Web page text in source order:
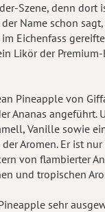
Szene, denn dort
Name schon
Eichenfass
Likör der
Pineapple von
Ananas
Vanille sowie
Aromen. Er ist
von flambierter
und tropischen
sehr